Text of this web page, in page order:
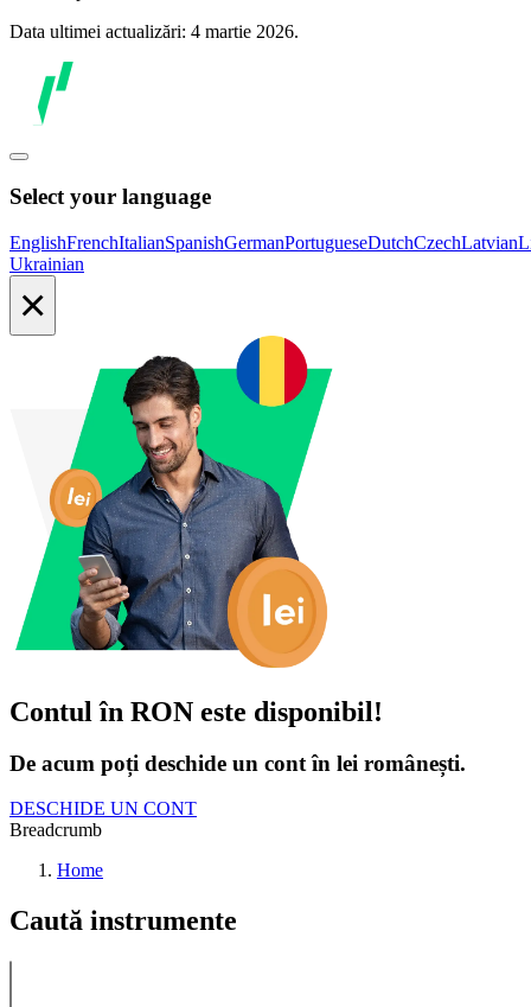
Data ultimei actualizări: 4 martie 2026.
Select your language
EnglishFrenchItalianSpanishGermanPortugueseDutchCzechLatvian
Ukrainian
×
Contul în RON este disponibil!
De acum poți deschide un cont în lei românești.
DESCHIDE UN CONT
Breadcrumb
Home
Caută instrumente